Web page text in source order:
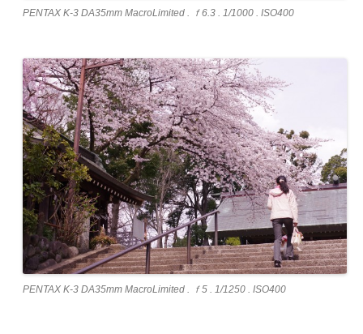
PENTAX K-3 DA35mm MacroLimited . ｆ6.3 . 1/1000 . ISO400
PENTAX K-3 DA35mm MacroLimited . ｆ5 . 1/1250 . ISO400